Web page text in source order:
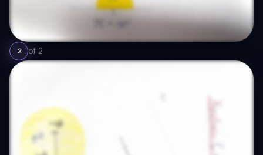
2 of 2